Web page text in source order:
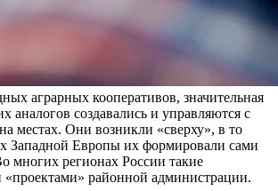
аграрных кооперативов, значительная
аналогов создавались и управляются с
местах. Они возникли «сверху», в то
Западной Европы их формировали сами
многих регионах России такие
«проектами» районной администрации.